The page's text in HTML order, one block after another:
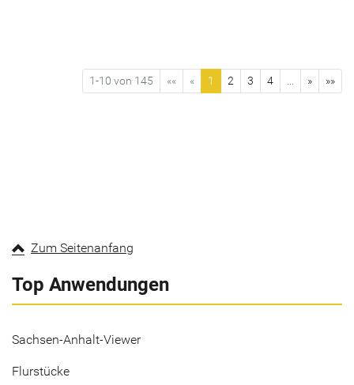
1-10 von 145 «« « 1 2 3 4 » »»
Zum Seitenanfang
Top Anwendungen
Sachsen-Anhalt-Viewer
Flurstücke